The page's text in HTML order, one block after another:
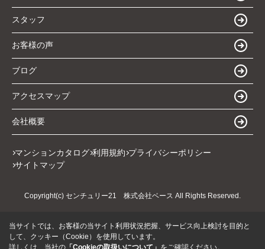
スタッフ
お客様の声
ブログ
アクセスマップ
会社概要
マンションカタログ 利用規約 プライバシーポリシー
サイトマップ
Copyright(c) センチュリー21 株式会社ベース All Rights Reserved.
当サイトでは、お客様の当サイト利用状況把握、サービス向上検討を目的と
して、クッキー（Cookie）を使用しています。
詳しくは、当社の 「Cookieの取扱いについて」 をご確認ください。